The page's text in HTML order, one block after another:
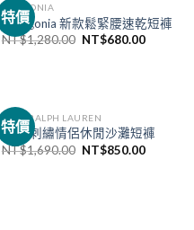
特價
PATAGONIA
Patagonia 新款鬆緊腰速乾短褲
NT$1,280.00 NT$680.00
特價
POLO RALPH LAUREN
Polo 刺繡情侶休閒沙灘短褲
NT$1,690.00 NT$850.00